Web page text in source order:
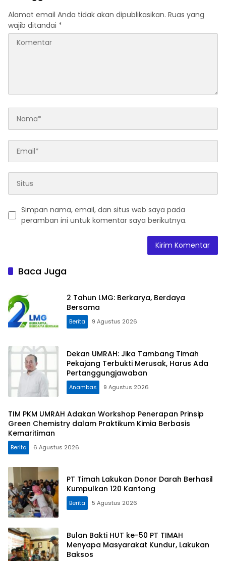
Alamat email Anda tidak akan dipublikasikan. Ruas yang
wajib ditandai *
Simpan nama, email, dan situs web saya pada
peramban ini untuk komentar saya berikutnya.
Baca Juga
2 Tahun LMG: Berkarya, Berdaya
Bersama
Berita 9 Agustus 2026
Dekan UMRAH: Jika Tambang Timah
Pekajang Terbukti Merusak, Harus Ada
Pertanggungjawaban
Anambas 9 Agustus 2026
TIM PKM UMRAH Adakan Workshop Penerapan Prinsip
Green Chemistry dalam Praktikum Kimia Berbasis
Kemaritiman
Berita 6 Agustus 2026
PT Timah Lakukan Donor Darah Berhasil
Kumpulkan 120 Kantong
Berita 5 Agustus 2026
Bulan Bakti HUT ke-50 PT TIMAH
Menyapa Masyarakat Kundur, Lakukan
Baksos